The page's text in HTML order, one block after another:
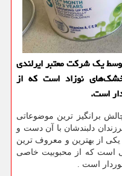
یك شركت معتبر ایرلندی
نوزاد است كه از
است.
برانگیز ترین موضوعاتی
دلبندشان با آن دست و
از بهترین و معروف ترین
است که از محبوبیت خاصی
است